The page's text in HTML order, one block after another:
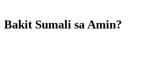
Bakit Sumali sa Amin?